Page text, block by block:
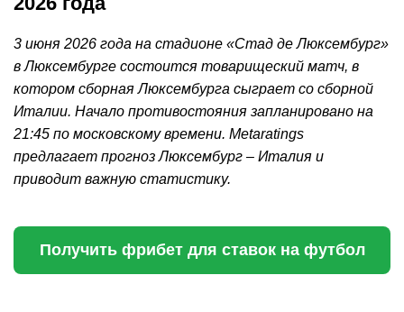
3 июня 2026 года на стадионе «Стад де Люксембург»
в Люксембурге состоится товарищеский матч, в
котором сборная Люксембурга сыграет со сборной
Италии. Начало противостояния запланировано на
21:45 по московскому времени. Metaratings
предлагает прогноз Люксембург – Италия и
приводит важную статистику.
Получить фрибет для ставок на футбол